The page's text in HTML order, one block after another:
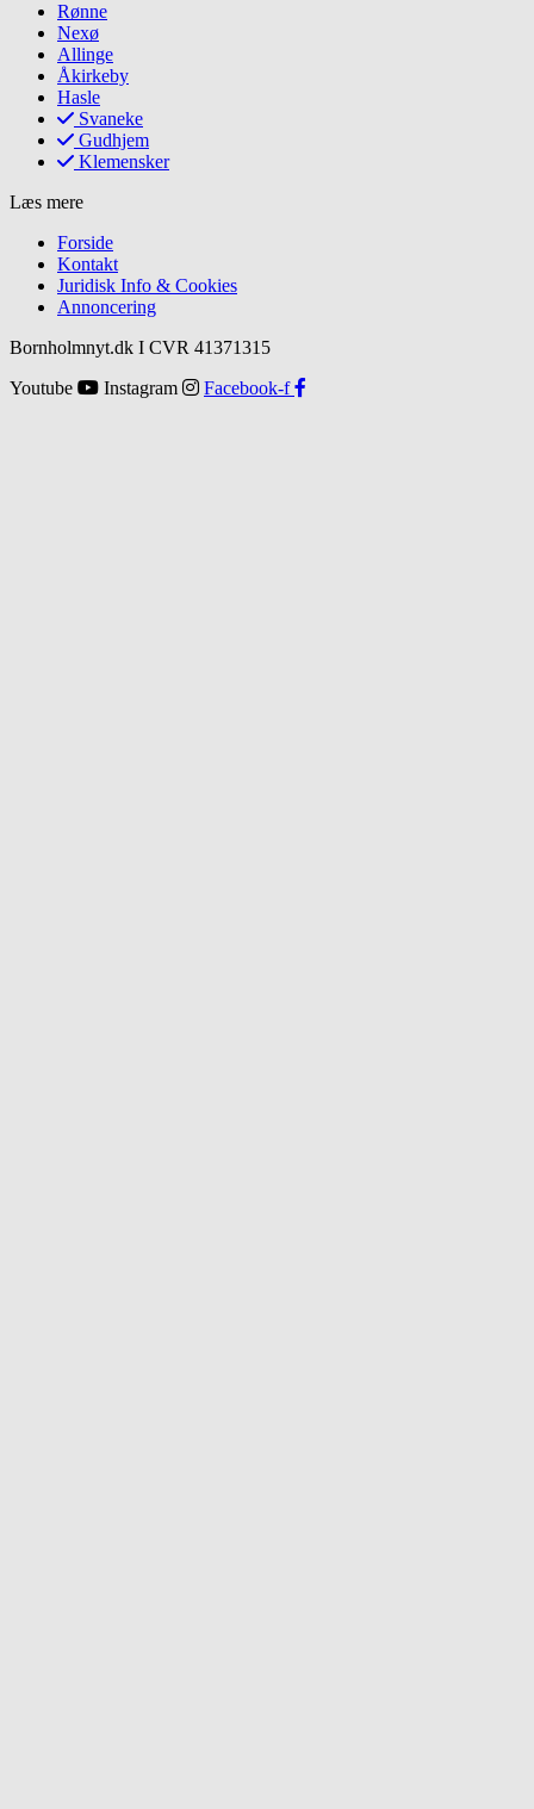
Rønne
Nexø
Allinge
Åkirkeby
Hasle
Svaneke
Gudhjem
Klemensker
Læs mere
Forside
Kontakt
Juridisk Info & Cookies​
Annoncering
Bornholmnyt.dk I CVR 41371315
Youtube
Instagram Facebook-f